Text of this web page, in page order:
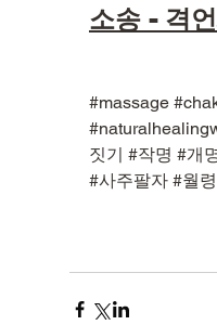
소송 - 격
#massage
짓기 #작명 #개
#사주팔자 #월령